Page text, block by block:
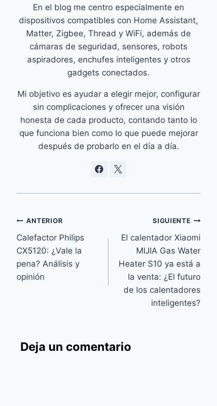
En el blog me centro especialmente en
dispositivos compatibles con Home Assistant,
Matter, Zigbee, Thread y WiFi, además de
cámaras de seguridad, sensores, robots
aspiradores, enchufes inteligentes y otros
gadgets conectados.
Mi objetivo es ayudar a elegir mejor, configurar
sin complicaciones y ofrecer una visión
honesta de cada producto, contando tanto lo
que funciona bien como lo que puede mejorar
después de probarlo en el día a día.
Navegación
de
entradas
ANTERIOR
Calefactor Philips
CX5120: ¿Vale la
pena? Análisis y
opinión
SIGUIENTE
El calentador Xiaomi
MIJIA Gas Water
Heater S10 ya está a
la venta: ¿El futuro
de los calentadores
inteligentes?
Deja un comentario